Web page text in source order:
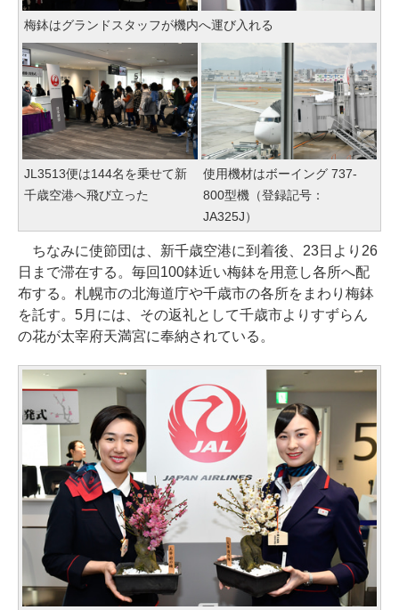
梅鉢はグランドスタッフが機内へ運び入れる
JL3513便は144名を乗せて新
千歳空港へ飛び立った
使用機材はボーイング 737-
800型機（登録記号：
JA325J）
ちなみに使節団は、新千歳空港に到着後、23日より26
日まで滞在する。毎回100鉢近い梅鉢を用意し各所へ配
布する。札幌市の北海道庁や千歳市の各所をまわり梅鉢
を託す。5月には、その返礼として千歳市よりすずらん
の花が太宰府天満宮に奉納されている。